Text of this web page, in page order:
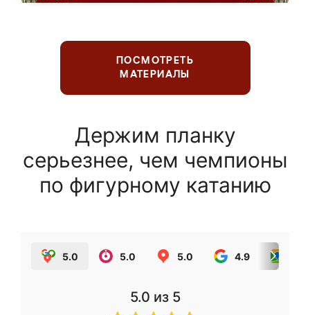
ПОСМОТРЕТЬ
МАТЕРИАЛЫ
Держим планку
серьезнее, чем чемпионы
по фигурному катанию
5.0 5.0 5.0 4.9
5.0 из 5